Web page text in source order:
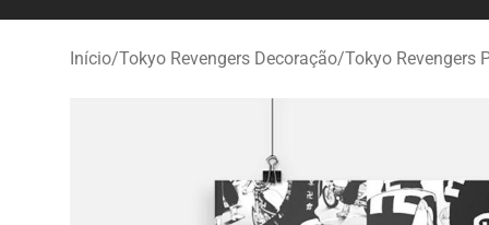
Início/Tokyo Revengers Decoração/Tokyo Revengers